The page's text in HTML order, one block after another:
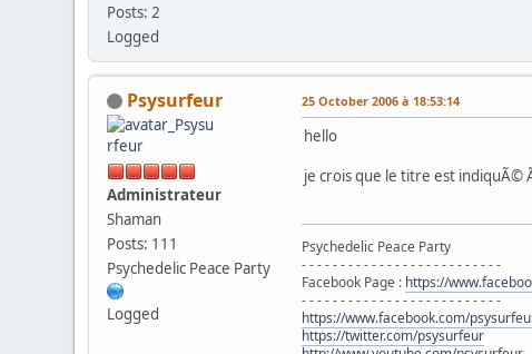
Posts: 2
Logged
Psysurfeur
Administrateur
Shaman
Posts: 111
Psychedelic Peace Party
Logged
25 October 2006 à 18:53:14
hello
je crois que le titre est indiquÃ©
Psychedelic Peace Party
- - - - - - - - - - - - - - - - - - - - - - - - - -
Facebook Page : https://
- - - - - - - - - - - - - - - - - - - - - - - - - -
https://www.facebook.com/
https://twitter.com/psysurfeur